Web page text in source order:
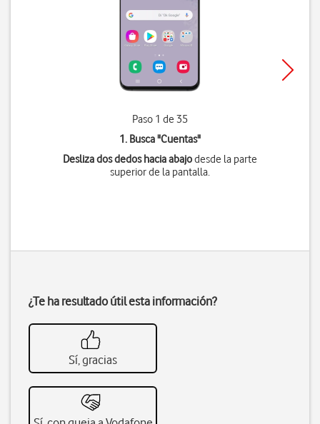
Paso 1 de 35
1. Busca "Cuentas"
Desliza dos dedos hacia abajodesde la parte
superior de la pantalla.
¿Te ha resultado útil esta información?
Sí, gracias